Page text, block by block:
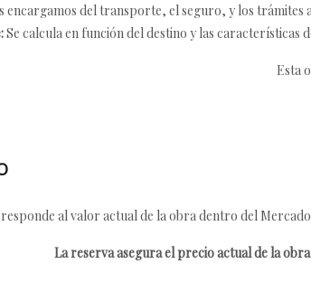
encargamos del transporte, el seguro, y los trámites
Se calcula en función del destino y las características
Esta
al valor actual de la obra dentro del Mercado
La reserva asegura el precio actual de la